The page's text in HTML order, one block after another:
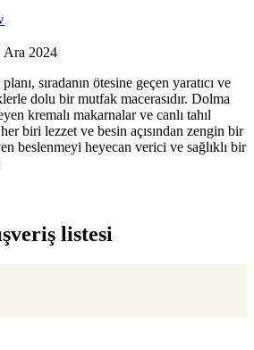
Ara 2024
sıradanın ötesine geçen yaratıcı ve
dolu bir mutfak macerasıdır. Dolma
kremalı makarnalar ve canlı tahıl
biri lezzet ve besin açısından zengin bir
beslenmeyi heyecan verici ve sağlıklı bir
listesi